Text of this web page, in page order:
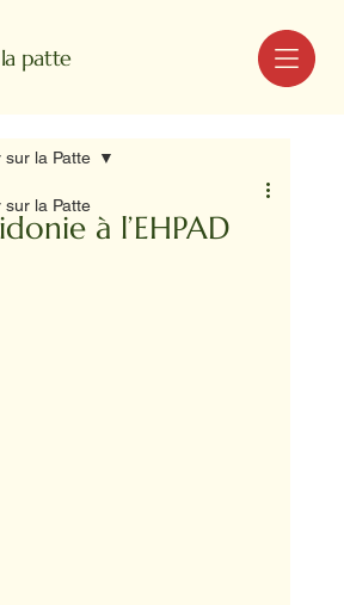
patte MENU
la Patte
la Patte
à l’EHPAD